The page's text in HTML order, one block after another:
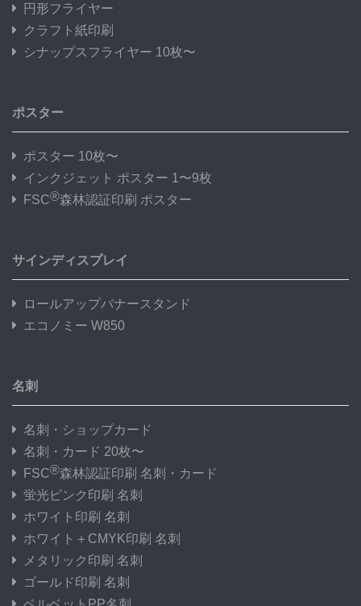
円形フライヤー
クラフト紙印刷
シナップスフライヤー 10枚〜
ポスター
ポスター 10枚〜
インクジェット ポスター 1〜9枚
FSC®森林認証印刷 ポスター
サインディスプレイ
ロールアップバナースタンド
エコノミー W850
名刺
名刺・ショップカード
名刺・カード 20枚〜
FSC®森林認証印刷 名刺・カード
蛍光ピンク印刷 名刺
ホワイト印刷 名刺
ホワイト＋CMYK印刷 名刺
メタリック印刷 名刺
ゴールド印刷 名刺